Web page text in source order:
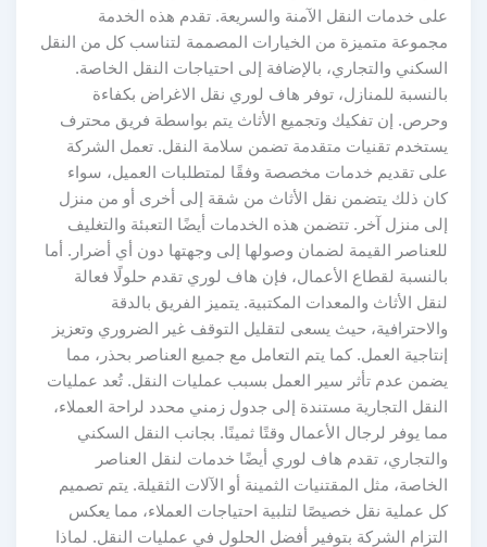
على خدمات النقل الآمنة والسريعة. تقدم هذه الخدمة
مجموعة متميزة من الخيارات المصممة لتناسب كل من النقل
السكني والتجاري، بالإضافة إلى احتياجات النقل الخاصة.
بالنسبة للمنازل، توفر هاف لوري نقل الاغراض بكفاءة
وحرص. إن تفكيك وتجميع الأثاث يتم بواسطة فريق محترف
يستخدم تقنيات متقدمة تضمن سلامة النقل. تعمل الشركة
على تقديم خدمات مخصصة وفقًا لمتطلبات العميل، سواء
كان ذلك يتضمن نقل الأثاث من شقة إلى أخرى أو من منزل
إلى منزل آخر. تتضمن هذه الخدمات أيضًا التعبئة والتغليف
للعناصر القيمة لضمان وصولها إلى وجهتها دون أي أضرار. أما
بالنسبة لقطاع الأعمال، فإن هاف لوري تقدم حلولًا فعالة
لنقل الأثاث والمعدات المكتبية. يتميز الفريق بالدقة
والاحترافية، حيث يسعى لتقليل التوقف غير الضروري وتعزيز
إنتاجية العمل. كما يتم التعامل مع جميع العناصر بحذر، مما
يضمن عدم تأثر سير العمل بسبب عمليات النقل. تُعد عمليات
النقل التجارية مستندة إلى جدول زمني محدد لراحة العملاء،
مما يوفر لرجال الأعمال وقتًا ثمينًا. بجانب النقل السكني
والتجاري، تقدم هاف لوري أيضًا خدمات لنقل العناصر
الخاصة، مثل المقتنيات الثمينة أو الآلات الثقيلة. يتم تصميم
كل عملية نقل خصيصًا لتلبية احتياجات العملاء، مما يعكس
التزام الشركة بتوفير أفضل الحلول في عمليات النقل. لماذا